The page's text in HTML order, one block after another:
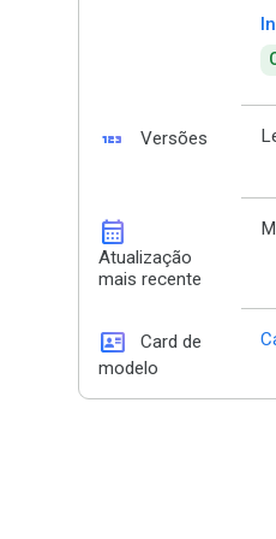
123 Versões
calendar_month
Atualização
mais recente
id_card
Card de
modelo